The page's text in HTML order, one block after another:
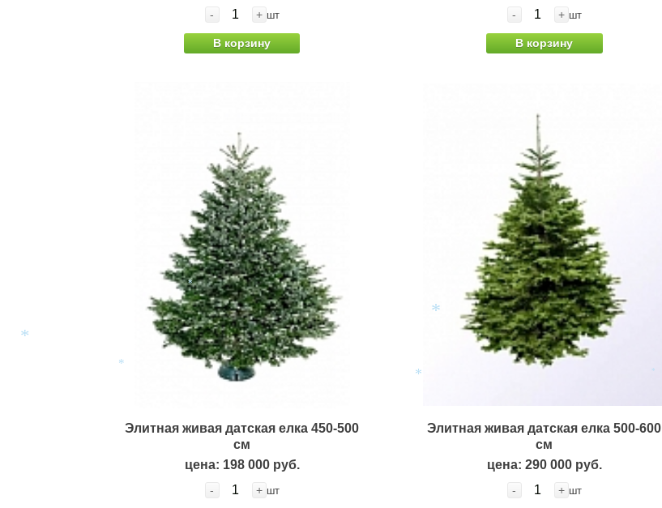
*
- + шт
В корзину
- + шт
В корзину
Элитная живая датская елка 450-500
см
цена: 198 000 руб.
- + шт
Элитная живая датская елка 500-600
см
цена: 290 000 руб.
- + шт